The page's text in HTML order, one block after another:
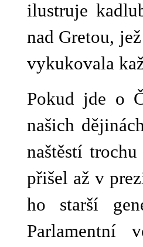
ilustruje
nad Gretou,
vykukovala
Pokud jde o
našich
naštěstí
přišel až v
ho starší